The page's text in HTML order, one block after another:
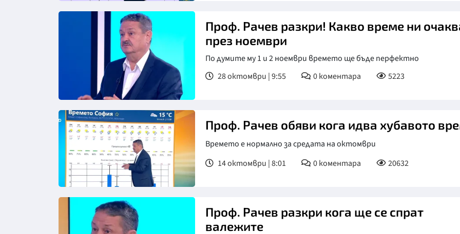
Проф. Рачев разкри! Какво време ни
през ноември
По думите му 1 и 2 ноември времето ще бъде перфектно
28 октомври | 9:55
0коментара 5223
Проф. Рачев обяви кога идва хубавото
Времето е нормално за средата на октомври
14 октомври | 8:01
0коментара 20632
Проф. Рачев разкри кога ще се спрат
валежите